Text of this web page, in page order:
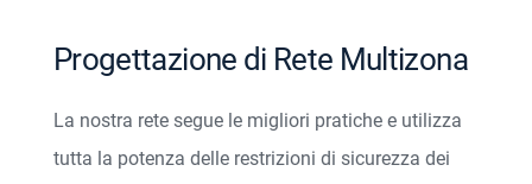
Progettazione di Rete Multizona
La nostra rete segue le migliori pratiche e utilizza
tutta la potenza delle restrizioni di sicurezza dei